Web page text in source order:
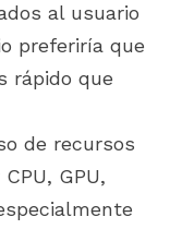
al usuario
preferiría que
rápido que
de recursos
GPU,